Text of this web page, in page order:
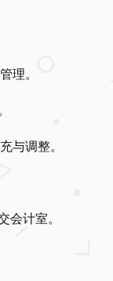
理。
与调整。
计室。